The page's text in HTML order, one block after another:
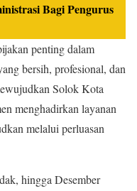
Bagi Pengurus
penting dalam
bersih, profesional, dan
Solok Kota
menghadirkan layanan
melalui perluasan
hingga Desember